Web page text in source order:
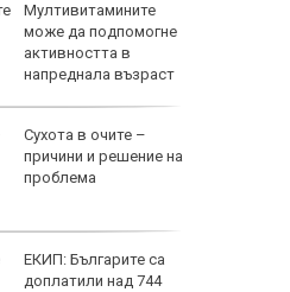
Мултивитамините
може да подпомогне
активността в
напреднала възраст
Сухота в очите –
причини и решение на
проблема
ЕКИП: Българите са
доплатили над 744